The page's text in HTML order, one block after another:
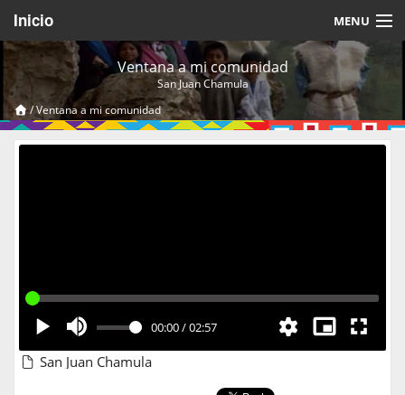
Inicio MENU
Acerca de
Videos Temáticos
Cerrar Sesión
Ventana a mi comunidad
San Juan Chamula
/Ventana a mi comunidad
00:00/02:57
San Juan Chamula